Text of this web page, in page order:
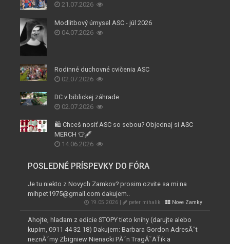
21.07.2026
Modlitbový úmysel ASC - júl 2026
04.07.2026
Rodinné duchovné cvičenia ASC
02.07.2026
DC v biblickej záhrade
02.07.2026
🛍️ Chceš nosiť ASC so sebou? Objednaj si ASC
MERCH 👕🖋️
14.06.2026
POSLEDNÉ PRÍSPEVKY DO FÓRA
Je tu niekto z Novych Zamkov? prosim ozvite sa mi na
mihpet1975@gmail.com dakujem..
19.05.2026 | peter mihalik | Nove Zamky
Ahojte, hladam z edicie STOPY tieto knihy (darujte alebo
kupim, 0911 44 32 18) Dakujem: Barbara Gordon AdresĂˇt
neznĂˇmy Zbigniew Nienacki PĂˇn TragĂˇÄŤik a